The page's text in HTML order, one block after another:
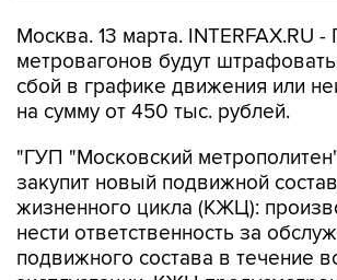
Москва. 13 марта. INTERFAX.RU
метровагонов будут
сбой в графике движения или
на сумму от 450 тыс. рублей.
"ГУП "Московский
закупит новый подвижной
жизненного цикла (КЖЦ):
нести ответственность за
подвижного состава в течение